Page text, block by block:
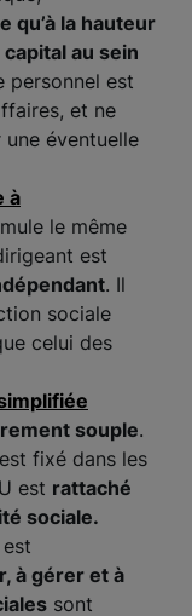
qu’à la hauteur
au sein
personnel est
et ne
éventuelle
à
le même
est
. Il
sociale
celui des
souple.
fixé dans les
est rattaché
sociale.
est
à gérer et à
sont